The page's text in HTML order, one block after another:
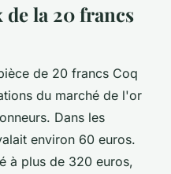
la 20 francs
de 20 francs Coq
du marché de l'or
Dans les
environ 60 euros.
à plus de 320 euros,